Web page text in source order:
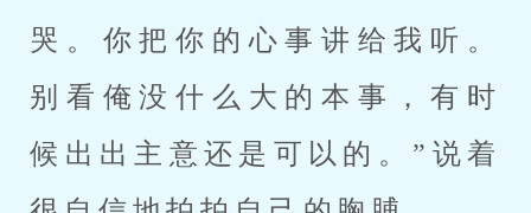
哭。你把你的心事讲给我听。
别看俺没什么大的本事，有时
候出出主意还是可以的。”说着